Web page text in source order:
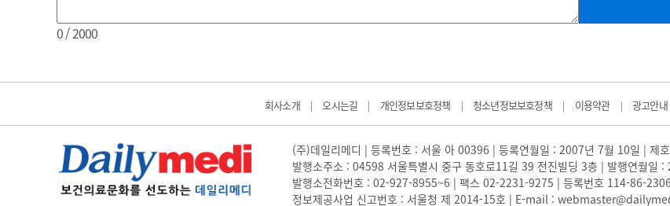
0/ 2000
회사소개 | 오시는길 | 개인정보보호정책 | 청소년정보보호정책 | 이용약관 | 광고안내
(주)데일리메디 | 등록번호 : 서울 아 00396 | 등록연월일 : 2007년 7월 10일 | 제
발행소주소 : 04598 서울특별시 중구 동호로11길 39 전진빌딩 3층 | 발행연월일
발행소전화번호 : 02-927-8955~6 | 팩스 02-2231-9275 | 등록번호 114-86-
정보제공사업 신고번호 : 서울청 제 2014-15호 | E-mail :